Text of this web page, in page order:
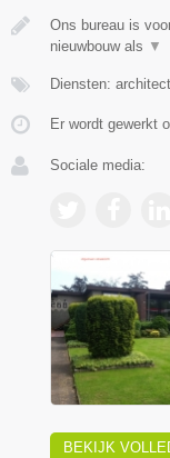
Ons bureau is
nieuwbouw als ▼
Diensten:
Er wordt gewerkt
Sociale media:
BEKIJK